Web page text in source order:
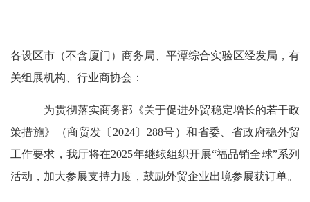
各设区市（不含厦门）商务局、平潭综合实验区经发局，有
关组展机构、行业商协会：
为贯彻落实商务部《关于促进外贸稳定增长的若干政
策措施》（商贸发〔2024〕288号）和省委、省政府稳外贸
工作要求，我厅将在2025年继续组织开展“福品销全球”系列
活动，加大参展支持力度，鼓励外贸企业出境参展获订单。